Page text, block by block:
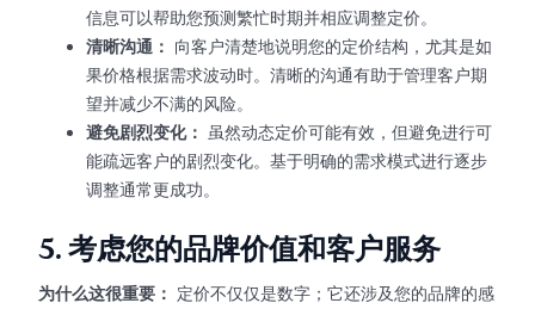
信息可以帮助您预测繁忙时期并相应调整定价。
清晰沟通： 向客户清楚地说明您的定价结构，尤其是如
果价格根据需求波动时。清晰的沟通有助于管理客户期
望并减少不满的风险。
避免剧烈变化： 虽然动态定价可能有效，但避免进行可
能疏远客户的剧烈变化。基于明确的需求模式进行逐步
调整通常更成功。
5. 考虑您的品牌价值和客户服务
为什么这很重要： 定价不仅仅是数字；它还涉及您的品牌的感